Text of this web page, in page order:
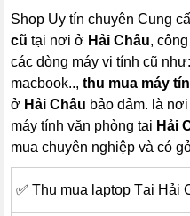
Shop Uy tín chuyên Cung
cũtại nơi ở Hải Châu,
các dòng máy vi tính cũ
macbook.., thu mua máy
ở Hải Châu bảo đảm. là
máy tính văn phòng tại Hải
mua chuyên nghiệp và có
✅ Thu mua laptop Tại Hải